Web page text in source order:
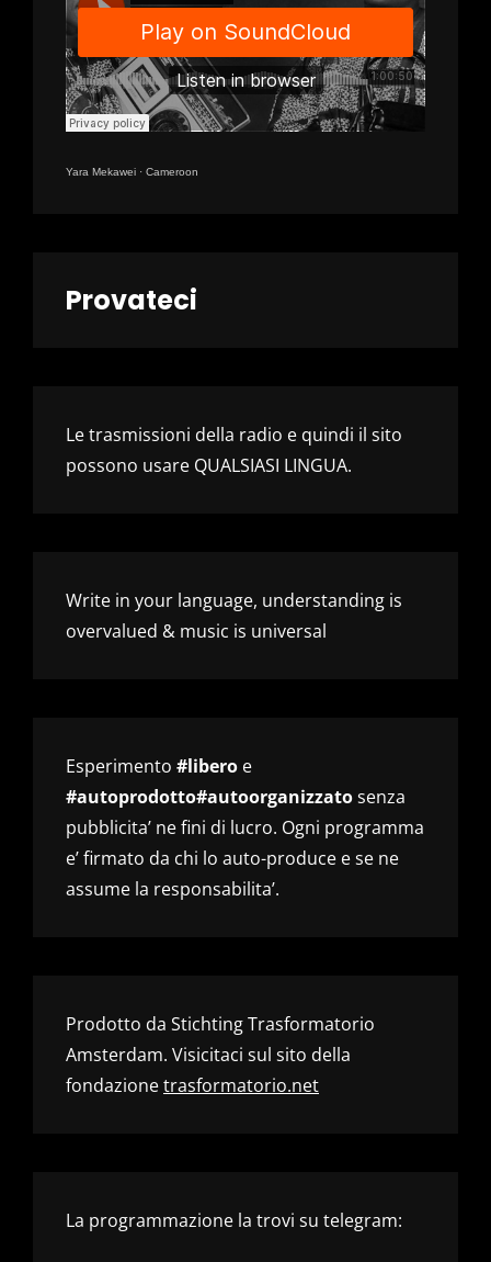
Yara Mekawei · Cameroon
Provateci
Le trasmissioni della radio e quindi il sito
possono usare QUALSIASI LINGUA.
Write in your language, understanding is
overvalued & music is universal
Esperimento #libero e
#autoprodotto#autoorganizzatosenza
pubblicita’ ne fini di lucro. Ogni programma
e’ firmato da chi lo auto-produce e se ne
assume la responsabilita’.
Prodotto da Stichting Trasformatorio
Amsterdam. Visicitaci sul sito della
fondazionetrasformatorio.net
La programmazione la trovi su telegram: